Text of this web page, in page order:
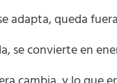
adapta, queda
se convierte en